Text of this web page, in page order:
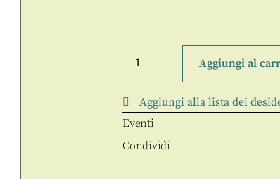
periferia
Aggiungi al
Aggiungi alla lista dei
Eventi
Condividi